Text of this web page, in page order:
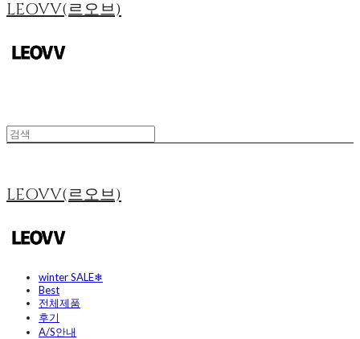
LEOVV(르오브)
LEOVV(르오브)
winter SALE❄
Best
전체제품
후기
A/S안내